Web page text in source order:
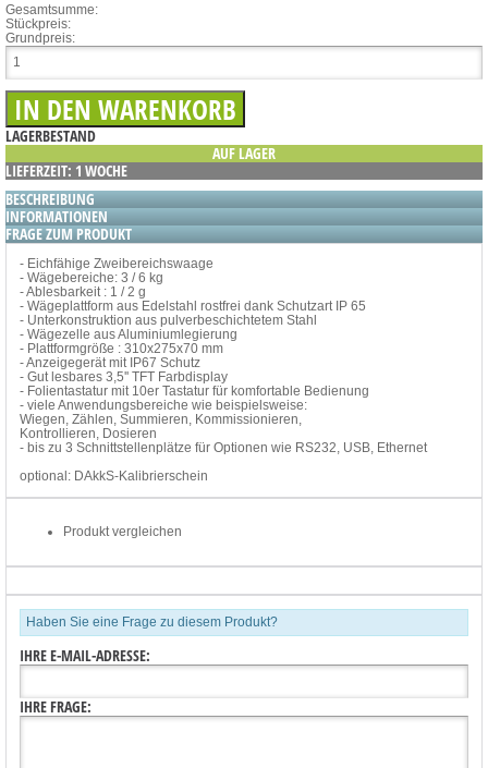
Gesamtsumme:
Stückpreis:
Grundpreis:
LAGERBESTAND
AUF LAGER
LIEFERZEIT: 1 WOCHE
BESCHREIBUNG
INFORMATIONEN
FRAGE ZUM PRODUKT
- Eichfähige Zweibereichswaage
- Wägebereiche: 3 / 6 kg
- Ablesbarkeit : 1 / 2 g
- Wägeplattform aus Edelstahl rostfrei dank Schutzart IP 65
- Unterkonstruktion aus pulverbeschichtetem Stahl
- Wägezelle aus Aluminiumlegierung
- Plattformgröße : 310x275x70 mm
- Anzeigegerät mit IP67 Schutz
- Gut lesbares 3,5'' TFT Farbdisplay
- Folientastatur mit 10er Tastatur für komfortable Bedienung
- viele Anwendungsbereiche wie beispielsweise:
Wiegen, Zählen, Summieren, Kommissionieren,
Kontrollieren, Dosieren
- bis zu 3 Schnittstellenplätze für Optionen wie RS232, USB, Ethernet
optional: DAkkS-Kalibrierschein
Produkt vergleichen
Haben Sie eine Frage zu diesem Produkt?
IHRE E-MAIL-ADRESSE:
IHRE FRAGE: